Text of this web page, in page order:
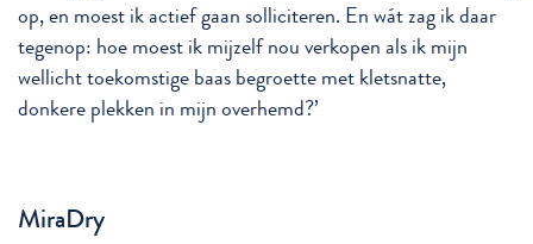
op, en moest ik actief gaan solliciteren. En wát zag ik daar
tegenop: hoe moest ik mijzelf nou verkopen als ik mijn
wellicht toekomstige baas begroette met kletsnatte,
donkere plekken in mijn overhemd?’
MiraDry